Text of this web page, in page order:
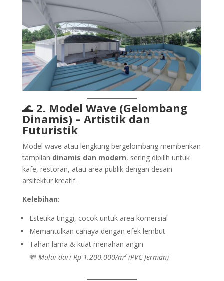
🌊 2. Model Wave (Gelombang
Dinamis) – Artistik dan
Futuristik
Model wave atau lengkung bergelombang memberikan
tampilan dinamis dan modern, sering dipilih untuk
kafe, restoran, atau area publik dengan desain
arsitektur kreatif.
Kelebihan:
Estetika tinggi, cocok untuk area komersial
Memantulkan cahaya dengan efek lembut
Tahan lama & kuat menahan angin
💸 Mulai dari Rp 1.200.000/m² (PVC Jerman)